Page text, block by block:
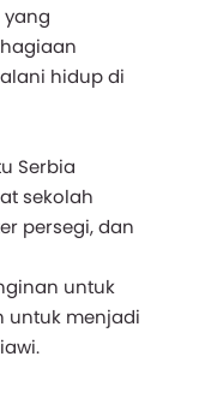
hidup di
Serbia
sekolah
persegi, dan
untuk
untuk menjadi